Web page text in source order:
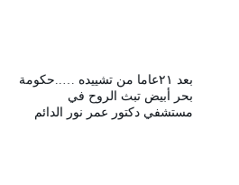
بعد ٢١عاما من تشييده …..حكومة
بحر أبيض تبث الروح في
مستشفي دكتور عمر نور الدائم